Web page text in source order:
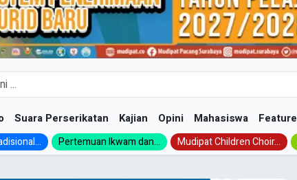
Suara Perserikatan Kajian Opini Mahasiswa Feature
Pertemuan Ikwam dan... Mudipat Children Choir...